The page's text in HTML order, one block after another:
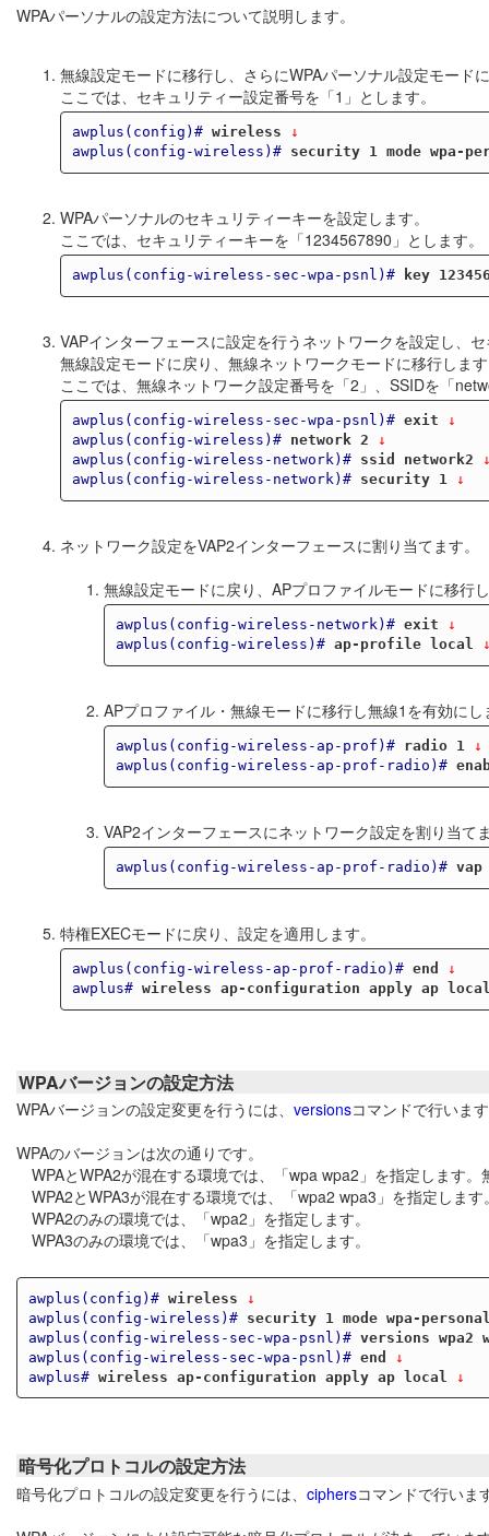
WPAパーソナルの設定方法について説明します。
無線設定モードに移行し、さらにWPAパーソナル設定モード
ここでは、セキュリティー設定番号を「1」とします。
awplus(config)# wireless ↓
awplus(config-wireless)#
security 1 mode wpa-
WPAパーソナルのセキュリティーキーを設定します。
ここでは、セキュリティーキーを「1234567890」とします。
awplus(config-wireless-sec-wpa-psnl)# key
VAPインターフェースに設定を行うネットワークを設定し、
無線設定モードに戻り、無線ネットワークモードに移行しま
ここでは、無線ネットワーク設定番号を「2」、SSIDを「
awplus(config-wireless-sec-wpa-psnl)# exit ↓
awplus(config-wireless)#
network 2 ↓
awplus(config-wireless-network)#
ssid network2
awplus(config-wireless-network)#
security 1 ↓
ネットワーク設定をVAP2インターフェースに割り当てます。
無線設定モードに戻り、APプロファイルモードに移行
awplus(config-wireless-network)# exit ↓
awplus(config-wireless)# ap-profile local
APプロファイル・無線モードに移行し無線1を有効にし
awplus(config-wireless-ap-prof)# radio 1 ↓
awplus(config-wireless-ap-prof-radio)#
VAP2インターフェースにネットワーク設定を割り当て
awplus(config-wireless-ap-prof-radio)# vap
特権EXECモードに戻り、設定を適用します。
awplus(config-wireless-ap-prof-radio)# end
↓
awplus# wireless ap-configuration apply ap
WPAバージョンの設定方法
WPAバージョンの設定変更を行うには、 versionsコマンドで行いま
WPAのバージョンは次の通りです。
WPAとWPA2が混在する環境では、「wpa wpa2」を指定します
WPA2とWPA3が混在する環境では、「wpa2 wpa3」を指定しま
WPA2のみの環境では、「wpa2」を指定します。
WPA3のみの環境では、「wpa3」を指定します。
awplus(config)# wireless ↓
awplus(config-wireless)#
security 1 mode wpa-
awplus(config-wireless-sec-wpa-psnl)# versions wpa2
awplus(config-wireless-sec-wpa-psnl)# end
↓
awplus# wireless ap-configuration apply ap local ↓
暗号化プロトコルの設定方法
暗号化プロトコルの設定変更を行うには、 ciphersコマンドで行いま